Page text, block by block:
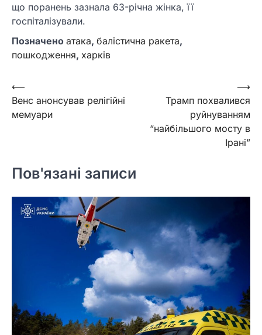
що поранень зазнала 63-річна жінка, її
госпіталізували.
Позначено атака, балістична ракета,
пошкодження, харків
Навігація
записів
⟵
Венс анонсував релігійні
мемуари
Трамп похвалився
руйнуванням
“найбільшого мосту в
Ірані”
⟶
Пов'язані записи